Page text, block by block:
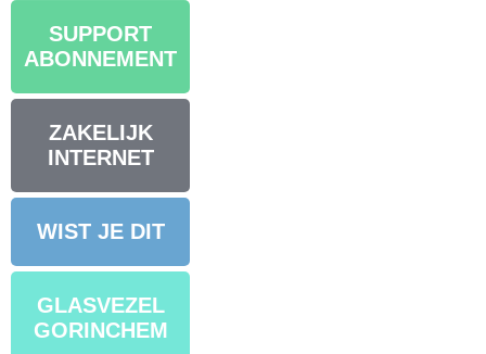
SUPPORT
ABONNEMENT
ZAKELIJK
INTERNET
WIST JE DIT
GLASVEZEL
GORINCHEM